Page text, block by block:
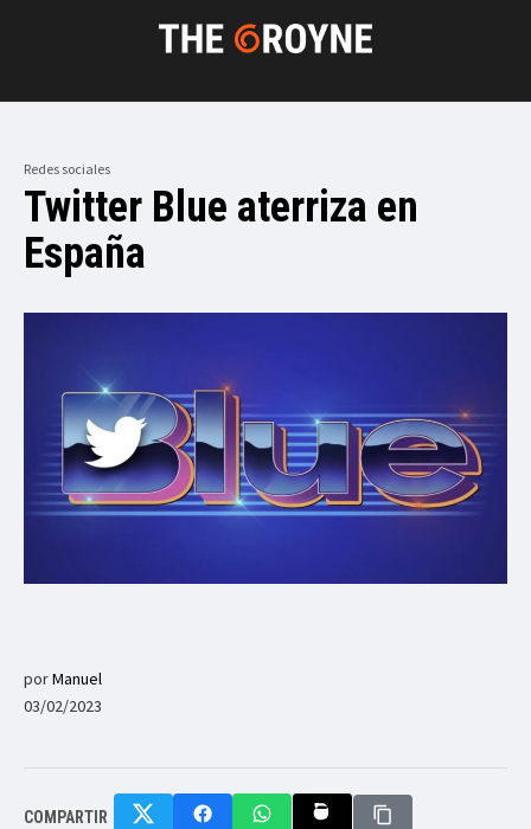
Redes sociales
Twitter Blue aterriza en
España
porManuel
03/02/2023
COMPARTIR